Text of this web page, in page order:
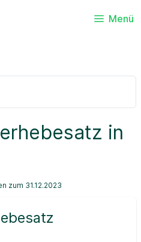
Menü
in
zum 31.12.2023